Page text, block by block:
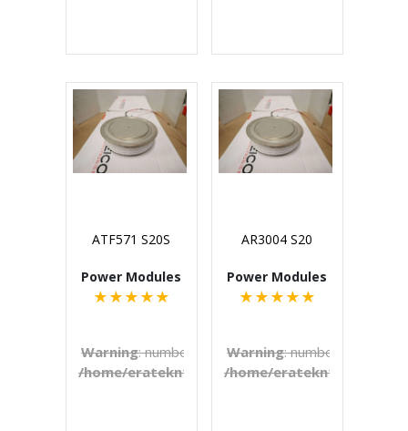
ATF571 S20S
Power Modules
★ ★ ★ ★ ★
Warning: number_format() expects parameter 1
/home/eratekn1/public_html/includes/
AR3004 S20
Power Modules
★ ★ ★ ★ ★
Warning: number_format()
/home/eratekn1/